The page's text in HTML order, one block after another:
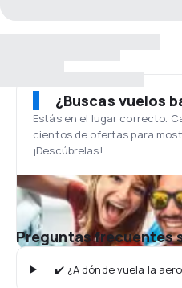
¿Buscas vuelos
Estás en el lugar correcto.
cientos de ofertas para
¡Descúbrelas!
Preguntas frecuentes
✔️ ¿A dónde vuela la